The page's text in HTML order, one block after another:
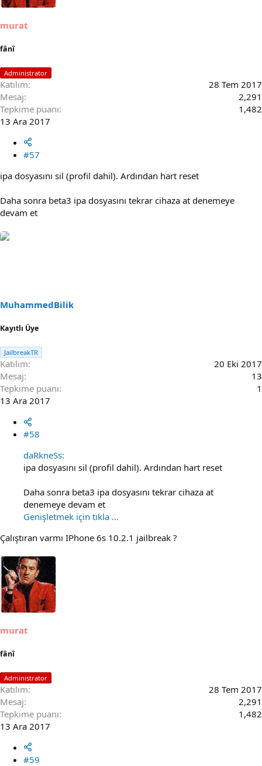
murat
fânî
Administrator
Katılım
28 Tem 2017
Mesaj
2,291
Tepkime puanı
1,482
13 Ara 2017
#57
ipa dosyasını sil (profil dahil). Ardından hart reset
Daha sonra beta3 ipa dosyasını tekrar cihaza at denemeye
devam et
MuhammedBilik
Kayıtlı Üye
JailbreakTR
Katılım
20 Eki 2017
Mesaj
13
Tepkime puanı
1
13 Ara 2017
#58
daRkneSs:
ipa dosyasını sil (profil dahil). Ardından hart reset
Daha sonra beta3 ipa dosyasını tekrar cihaza at
denemeye devam et
Genişletmek için tıkla ...
Çalıştıran varmı IPhone 6s 10.2.1 jailbreak ?
murat
fânî
Administrator
Katılım
28 Tem 2017
Mesaj
2,291
Tepkime puanı
1,482
13 Ara 2017
#59